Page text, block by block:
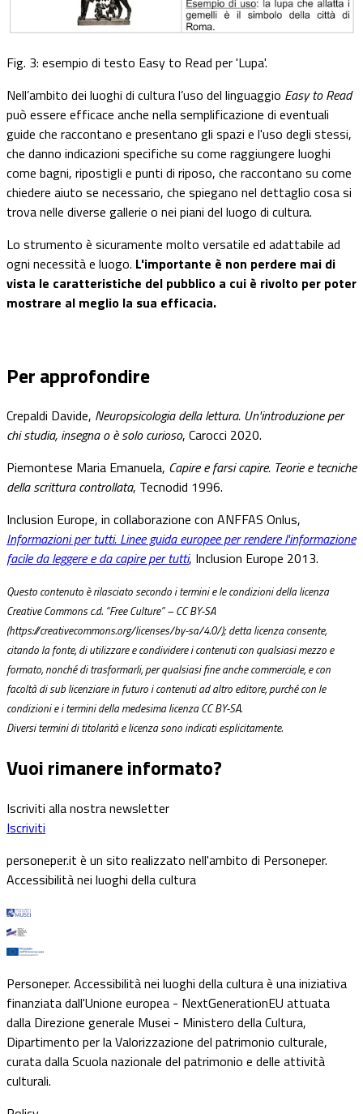
Fig. 3: esempio di testo Easy to Read per 'Lupa'.
Nell’ambito dei luoghi di cultura l’uso del linguaggio Easy to Read
può essere efficace anche nella semplificazione di eventuali
guide che raccontano e presentano gli spazi e l'uso degli stessi,
che danno indicazioni specifiche su come raggiungere luoghi
come bagni, ripostigli e punti di riposo, che raccontano su come
chiedere aiuto se necessario, che spiegano nel dettaglio cosa si
trova nelle diverse gallerie o nei piani del luogo di cultura.
Lo strumento è sicuramente molto versatile ed adattabile ad
ogni necessità e luogo. L'importante è non perdere mai di
vista le caratteristiche del pubblico a cui è rivolto per poter
mostrare al meglio la sua efficacia.
Per approfondire
Crepaldi Davide, Neuropsicologia della lettura. Un'introduzione per
chi studia, insegna o è solo curioso, Carocci 2020.
Piemontese Maria Emanuela, Capire e farsi capire. Teorie e tecniche
della scrittura controllata, Tecnodid 1996.
Inclusion Europe, in collaborazione con ANFFAS Onlus,
Informazioni per tutti. Linee guida europee per rendere l'informazione
facile da leggere e da capire per tutti, Inclusion Europe 2013.
Questo contenuto è rilasciato secondo i termini e le condizioni della licenza
Creative Commons c.d. “Free Culture” – CC BY-SA
(https://creativecommons.org/licenses/by-sa/4.0/); detta licenza consente,
citando la fonte, di utilizzare e condividere i contenuti con qualsiasi mezzo e
formato, nonché di trasformarli, per qualsiasi fine anche commerciale, e con
facoltà di sub licenziare in futuro i contenuti ad altro editore, purché con le
condizioni e i termini della medesima licenza CC BY-SA.
Diversi termini di titolarità e licenza sono indicati esplicitamente.
Vuoi rimanere informato?
Iscriviti alla nostra newsletter
Iscriviti
personeper.it è un sito realizzato nell'ambito di Personeper.
Accessibilità nei luoghi della cultura
Personeper. Accessibilità nei luoghi della cultura è una iniziativa
finanziata dall'Unione europea - NextGenerationEU attuata
dalla Direzione generale Musei - Ministero della Cultura,
Dipartimento per la Valorizzazione del patrimonio culturale,
curata dalla Scuola nazionale del patrimonio e delle attività
culturali.